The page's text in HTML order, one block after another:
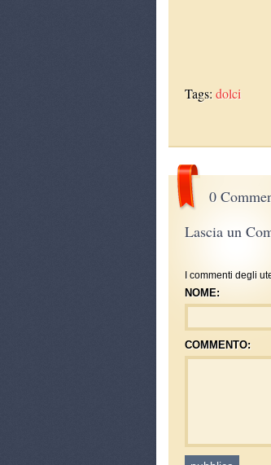
Tags:dolci
0
Lascia un
I commenti degli
NOME:
COMMENTO: